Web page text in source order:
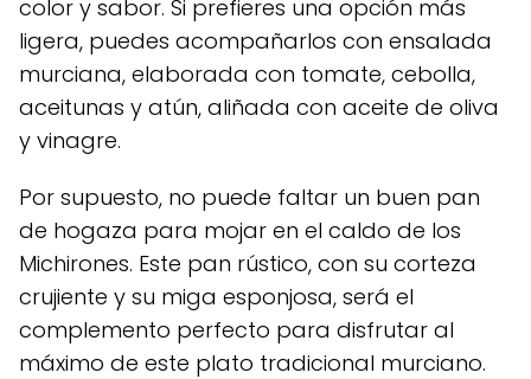
color y sabor. Si prefieres una opción más
ligera, puedes acompañarlos con ensalada
murciana, elaborada con tomate, cebolla,
aceitunas y atún, aliñada con aceite de oliva
y vinagre.
Por supuesto, no puede faltar un buen pan
de hogaza para mojar en el caldo de los
Michirones. Este pan rústico, con su corteza
crujiente y su miga esponjosa, será el
complemento perfecto para disfrutar al
máximo de este plato tradicional murciano.